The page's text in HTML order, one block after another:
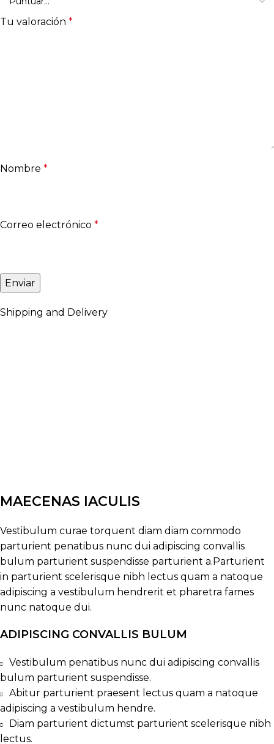
Tu valoración *
Nombre *
Correo electrónico *
Shipping and Delivery
MAECENAS IACULIS
Vestibulum curae torquent diam diam commodo
parturient penatibus nunc dui adipiscing convallis
bulum parturient suspendisse parturient a.Parturient
in parturient scelerisque nibh lectus quam a natoque
adipiscing a vestibulum hendrerit et pharetra fames
nunc natoque dui.
ADIPISCING CONVALLIS BULUM
Vestibulum penatibus nunc dui adipiscing convallis
bulum parturient suspendisse.
Abitur parturient praesent lectus quam a natoque
adipiscing a vestibulum hendre.
Diam parturient dictumst parturient scelerisque nibh
lectus.